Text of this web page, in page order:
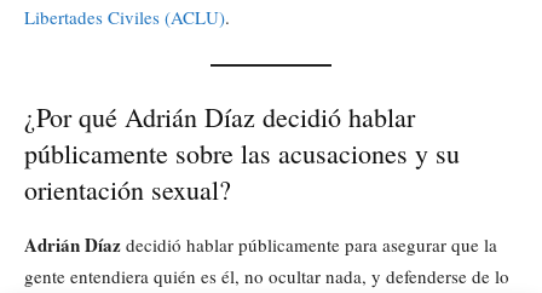
Libertades Civiles (ACLU).
¿Por qué Adrián Díaz decidió hablar
públicamente sobre las acusaciones y su
orientación sexual?
Adrián Díaz decidió hablar públicamente para asegurar que la
gente entendiera quién es él, no ocultar nada, y defenderse de lo